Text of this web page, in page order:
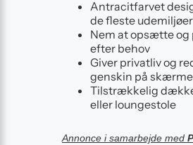
Antracitfarvet
de fleste udemiljøer
Nem at opsætte
efter behov
Giver privatliv og
genskin på skærme
Tilstrækkelig
eller loungestole
Annonce i samarbejde med